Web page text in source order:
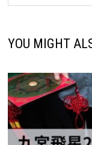
YOU MIGHT